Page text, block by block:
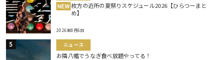
NEW 枚方の近所の夏祭りスケジュール2026【ひらつーまと
め】
2026年8月6日
ニュース
お隣八幡でうなぎ食べ放題やってる！